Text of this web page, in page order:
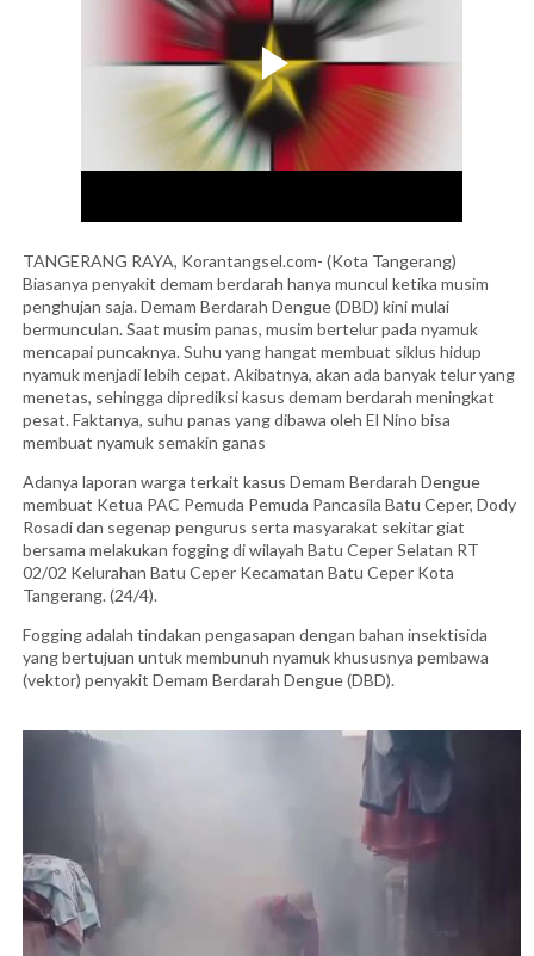
TANGERANG RAYA, Korantangsel.com- (Kota Tangerang)
Biasanya penyakit demam berdarah hanya muncul ketika musim
penghujan saja. Demam Berdarah Dengue (DBD) kini mulai
bermunculan. Saat musim panas, musim bertelur pada nyamuk
mencapai puncaknya. Suhu yang hangat membuat siklus hidup
nyamuk menjadi lebih cepat. Akibatnya, akan ada banyak telur yang
menetas, sehingga diprediksi kasus demam berdarah meningkat
pesat. Faktanya, suhu panas yang dibawa oleh El Nino bisa
membuat nyamuk semakin ganas
Adanya laporan warga terkait kasus Demam Berdarah Dengue
membuat Ketua PAC Pemuda Pemuda Pancasila Batu Ceper, Dody
Rosadi dan segenap pengurus serta masyarakat sekitar giat
bersama melakukan fogging di wilayah Batu Ceper Selatan RT
02/02 Kelurahan Batu Ceper Kecamatan Batu Ceper Kota
Tangerang. (24/4).
Fogging adalah tindakan pengasapan dengan bahan insektisida
yang bertujuan untuk membunuh nyamuk khususnya pembawa
(vektor) penyakit Demam Berdarah Dengue (DBD).